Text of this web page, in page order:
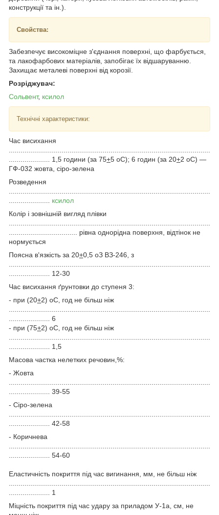
конструкції та ін.).
Свойства:
Забезпечує високоміцне з'єднання поверхні, що фарбується,
та лакофарбових матеріалів, запобігає їх відшаруванню.
Захищає металеві поверхні від корозії.
Розріджувач:
Сольвент, ксилол
Технічні характеристики:
Час висихання
..................... 1,5 години (за 75+5 оС); 6 годин (за 20+2 оС) —
ГФ-032 жовта, сіро-зелена
Розведення
ксилол
Колір і зовнішній вигляд плівки
................................... рівна однорідна поверхня, відтінок не
нормується
Поясна в'язкість за 20+0,5 оЗ ВЗ-246, з
..................... 12-30
Час висихання ґрунтовки до ступеня 3:
- при (20+2) оС, год не більш ніж
..................... 6
- при (75+2) оС, год не більш ніж
..................... 1,5
Масова частка нелетких речовин,%:
- Жовта
..................... 39-55
- Сіро-зелена
..................... 42-58
- Коричнева
..................... 54-60
Еластичність покриття під час вигинання, мм, не більш ніж
..................... 1
Міцність покриття під час удару за приладом У-1а, см, не